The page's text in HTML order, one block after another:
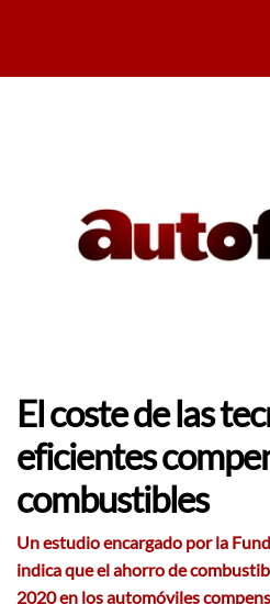
El coste de las
eficientes
combustibles
Un estudio encargado por la
indica que elahorro de
2020en los automóviles